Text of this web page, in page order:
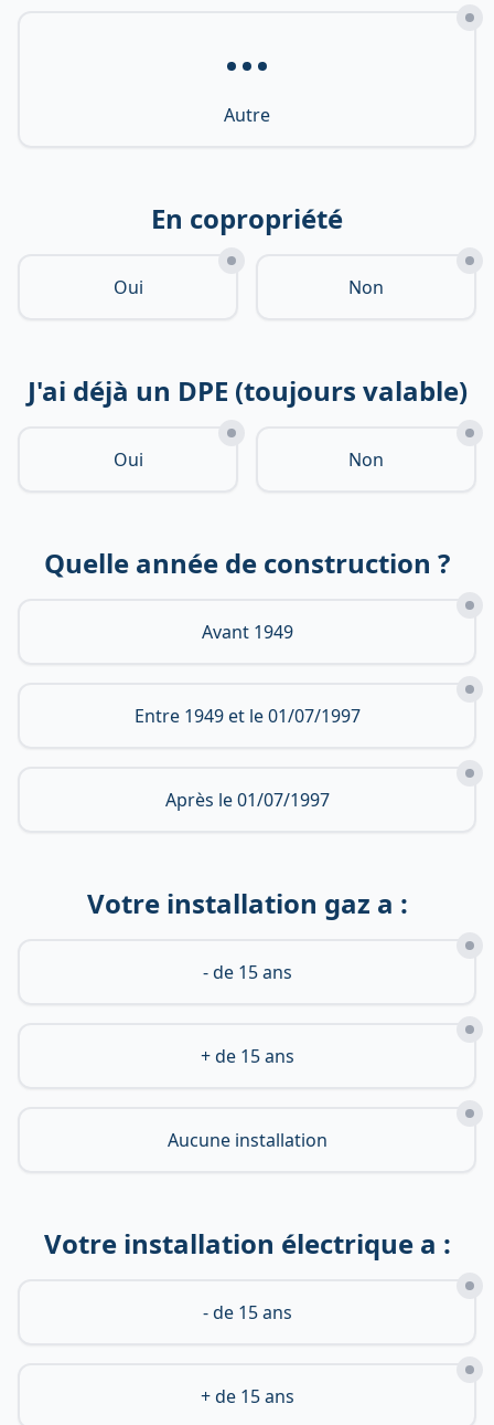
Autre
En copropriété
Oui Non
J'ai déjà un DPE (toujours valable)
Oui Non
Quelle année de construction ?
Avant 1949
Entre 1949 et le 01/07/1997
Après le 01/07/1997
Votre installation gaz a :
- de 15 ans
+ de 15 ans
Aucune installation
Votre installation électrique a :
- de 15 ans
+ de 15 ans